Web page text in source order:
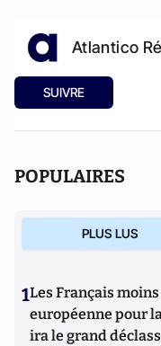
Atlantico
SUIVRE
POPULAIRES
PLUS LUS
1Les Français
européenne pour
ira le grand